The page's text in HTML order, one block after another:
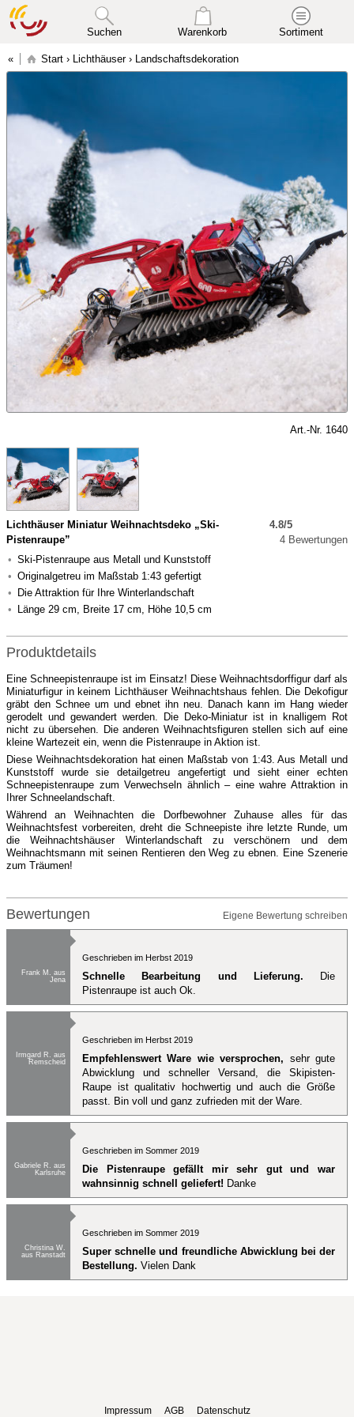
Suchen Warenkorb Sortiment
Start › Lichthäuser› Landschaftsdekoration
Art.-Nr. 1640
Lichthäuser Miniatur Weihnachtsdeko „Ski-
Pistenraupe”
Ski-Pistenraupe aus Metall und Kunststoff
Originalgetreu im Maßstab 1:43 gefertigt
Die Attraktion für Ihre Winterlandschaft
Länge 29 cm, Breite 17 cm, Höhe 10,5 cm
4.8/5
4 Bewertungen
Produktdetails
Eine Schneepistenraupe ist im Einsatz! Diese Weihnachtsdorffigur darf als
Miniaturfigur in keinem Lichthäuser Weihnachtshaus fehlen. Die Dekofigur
gräbt den Schnee um und ebnet ihn neu. Danach kann im Hang wieder
gerodelt und gewandert werden. Die Deko-Miniatur ist in knalligem Rot
nicht zu übersehen. Die anderen Weihnachtsfiguren stellen sich auf eine
kleine Wartezeit ein, wenn die Pistenraupe in Aktion ist.
Diese Weihnachtsdekoration hat einen Maßstab von 1:43. Aus Metall und
Kunststoff wurde sie detailgetreu angefertigt und sieht einer echten
Schneepistenraupe zum Verwechseln ähnlich – eine wahre Attraktion in
Ihrer Schneelandschaft.
Während an Weihnachten die Dorfbewohner Zuhause alles für das
Weihnachtsfest vorbereiten, dreht die Schneepiste ihre letzte Runde, um
die Weihnachtshäuser Winterlandschaft zu verschönern und dem
Weihnachtsmann mit seinen Rentieren den Weg zu ebnen. Eine Szenerie
zum Träumen!
Bewertungen Eigene Bewertung schreiben
Frank M. aus
Jena
Geschrieben im Herbst 2019
Schnelle Bearbeitung und Lieferung. Die
Pistenraupe ist auch Ok.
Irmgard R. aus
Remscheid
Geschrieben im Herbst 2019
Empfehlenswert Ware wie versprochen, sehr gute
Abwicklung und schneller Versand, die Skipisten-
Raupe ist qualitativ hochwertig und auch die Größe
passt. Bin voll und ganz zufrieden mit der Ware.
Gabriele R. aus
Karlsruhe
Geschrieben im Sommer 2019
Die Pistenraupe gefällt mir sehr gut und war
wahnsinnig schnell geliefert! Danke
Christina W.
aus Ranstadt
Geschrieben im Sommer 2019
Super schnelle und freundliche Abwicklung bei der
Bestellung. Vielen Dank
Impressum AGB Datenschutz